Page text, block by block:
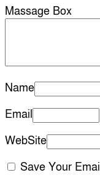
Massage Box
Name
Email
WebSite
Save Your